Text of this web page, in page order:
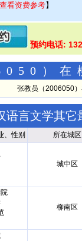
看资费参考】
预约电话:
）在
张教员（2006050
语言文学其它
、性别 所在城区
城中区
柳南区